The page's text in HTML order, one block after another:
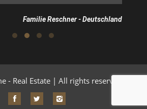
Familie Reschner - Deutschland
- Real Estate | All rights reserved.